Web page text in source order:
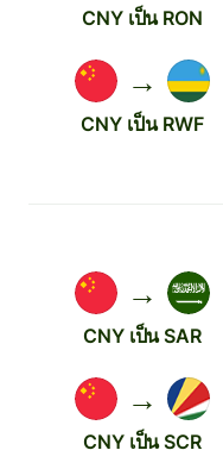
CNY เป็น RON
→
CNY เป็น RWF
→
CNY เป็น SAR
→
CNY เป็น SCR